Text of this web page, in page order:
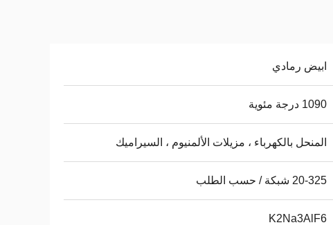
ابيض رمادي
1090 درجة مئوية
المنحل بالكهرباء ، مزيلات الألمنيوم ، السيراميك
20-325 شبكة / حسب الطلب
K2Na3AlF6